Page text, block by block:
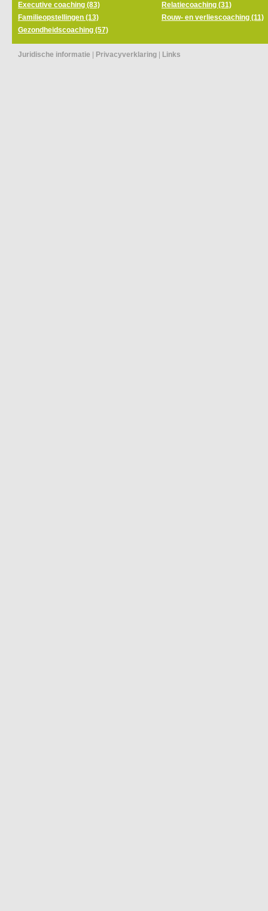
Executive coaching (83)
Familieopstellingen (13)
Gezondheidscoaching (57)
Relatiecoaching (31)
Rouw- en verliescoaching (11)
Juridische informatie | Privacyverklaring | Links